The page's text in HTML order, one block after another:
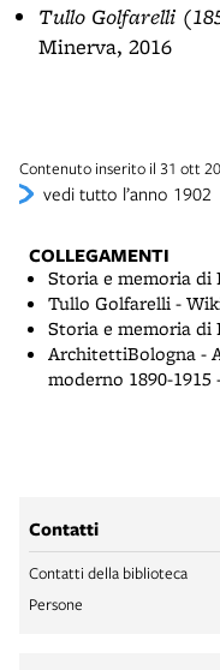
Tullo Golfarelli
Minerva, 2016
Contenuto inserito il 31 ott
vedi tutto l’anno 1902
COLLEGAMENTI
Storia e memoria di
Tullo Golfarelli -
Storia e memoria di
ArchitettiBologna -
moderno 1890-1915
Contatti
Contatti della biblioteca
Persone